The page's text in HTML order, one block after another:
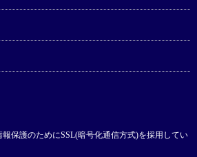
保護のためにSSL(暗号化通信方式)を採用してい